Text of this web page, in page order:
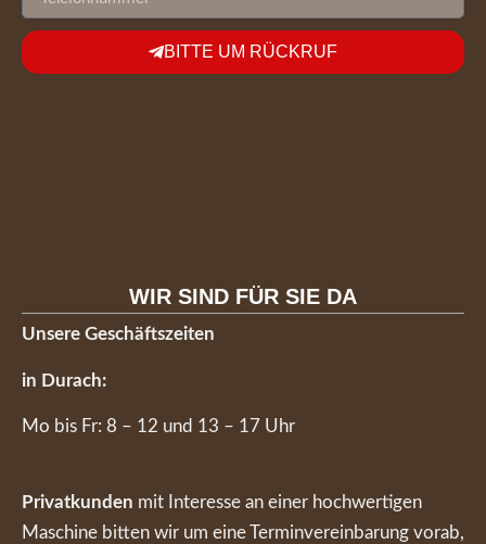
BITTE UM RÜCKRUF
WIR SIND FÜR SIE DA
Unsere Geschäftszeiten
in Durach:
Mo bis Fr: 8 – 12 und 13 – 17 Uhr
Privatkunden mit Interesse an einer hochwertigen
Maschine bitten wir um eine Terminvereinbarung vorab,